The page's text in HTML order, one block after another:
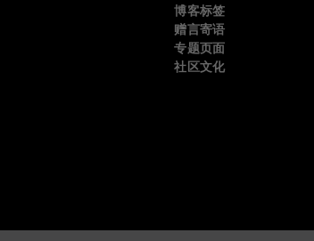
博客标签
赠言寄语
专题页面
社区文化